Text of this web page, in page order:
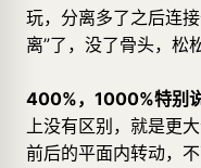
玩，分离多了之后连
离”了，没了骨头，松
400%，1000%特别说
上没有区别，就是更
前后的平面内转动，